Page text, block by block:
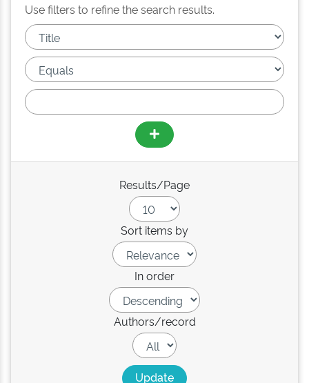
Use filters to refine the search results.
Results/Page
Sort items by
In order
Authors/record